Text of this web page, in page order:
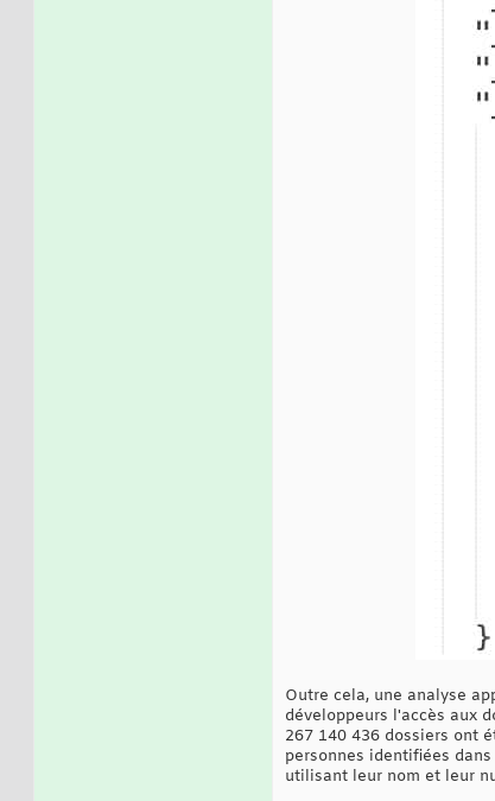
Outre cela, une analyse
développeurs l'accès aux
267 140 436 dossiers ont
personnes identifiées
utilisant leur nom et leur